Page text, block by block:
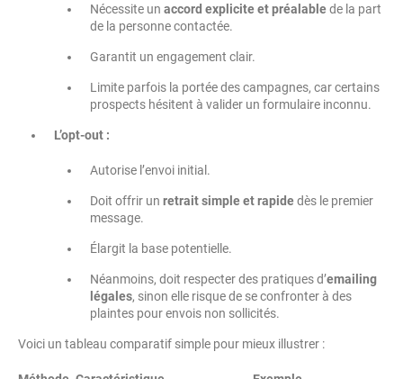
Nécessite un accord explicite et préalablede la part
de la personne contactée.
Garantit un engagement clair.
Limite parfois la portée des campagnes, car certains
prospects hésitent à valider un formulaire inconnu.
L’opt-out :
Autorise l’envoi initial.
Doit offrir un retrait simple et rapidedès le premier
message.
Élargit la base potentielle.
Néanmoins, doit respecter des pratiques d’emailing
légales, sinon elle risque de se confronter à des
plaintes pour envois non sollicités.
Voici un tableau comparatif simple pour mieux illustrer :